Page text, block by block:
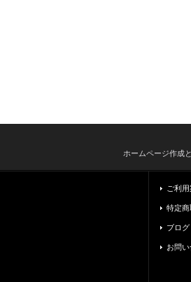
ホームページ作成
ご利
特定
ブログ
お問